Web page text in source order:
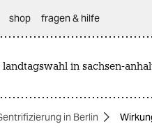
shop fragen & hilfe
landtagswahl in sachsen-
in Berlin